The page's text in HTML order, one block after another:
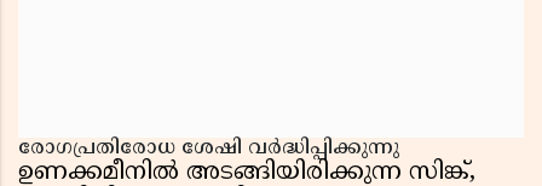
രോഗപ്രതിരോധ ശേഷി വർദ്ധിപ്പിക്കുന്നു
ഉണക്കമീനിൽ അടങ്ങിയിരിക്കുന്ന സിങ്ക്,